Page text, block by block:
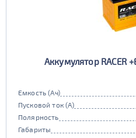
Аккумулятор RACER
Емкость (Ач)
Пусковой ток (А)
Полярность
Габариты